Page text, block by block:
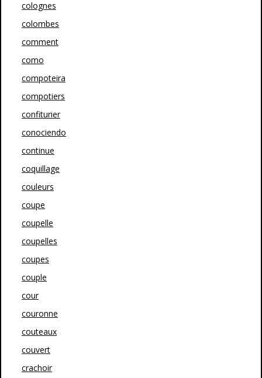
colognes
colombes
comment
como
compoteira
compotiers
confiturier
conociendo
continue
coquillage
couleurs
coupe
coupelle
coupelles
coupes
couple
cour
couronne
couteaux
couvert
crachoir